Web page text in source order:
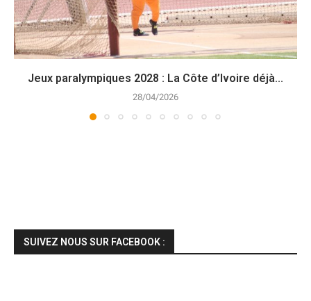
Jeux paralympiques 2028 : La Côte d’Ivoire déjà...
28/04/2026
SUIVEZ NOUS SUR FACEBOOK :